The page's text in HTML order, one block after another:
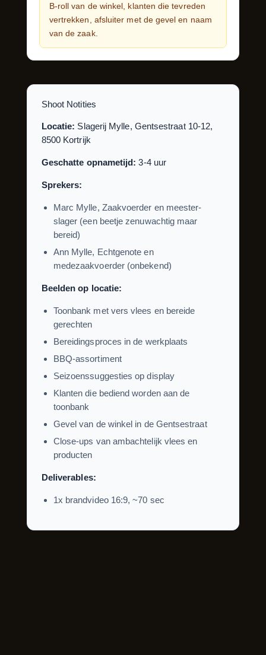
B-roll van de winkel, klanten die tevreden
vertrekken, afsluiter met de gevel en naam
van de zaak.
Shoot Notities
Locatie: Slagerij Mylle, Gentsestraat 10-12,
8500 Kortrijk
Geschatte opnametijd: 3-4 uur
Sprekers:
Marc Mylle, Zaakvoerder en meester-
slager (een beetje zenuwachtig maar
bereid)
Ann Mylle, Echtgenote en
medezaakvoerder (onbekend)
Beelden op locatie:
Toonbank met vers vlees en bereide
gerechten
Bereidingsproces in de werkplaats
BBQ-assortiment
Seizoenssuggesties op display
Klanten die bediend worden aan de
toonbank
Gevel van de winkel in de Gentsestraat
Close-ups van ambachtelijk vlees en
producten
Deliverables:
1x brandvideo 16:9, ~70 sec